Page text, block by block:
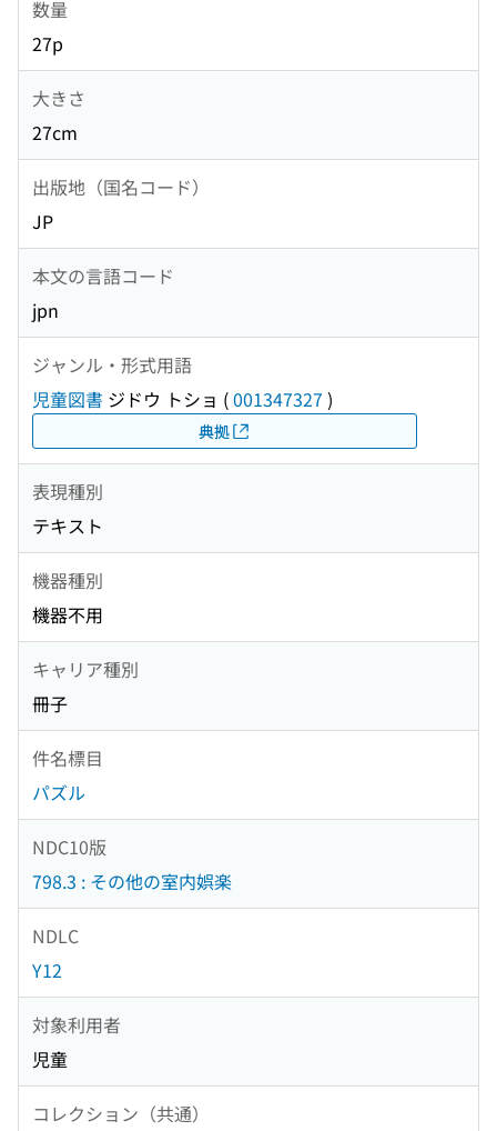
数量
27p
大きさ
27cm
出版地（国名コード）
JP
本文の言語コード
jpn
ジャンル・形式用語
児童図書 ジドウ トショ (001347327 )
典拠
表現種別
テキスト
機器種別
機器不用
キャリア種別
冊子
件名標目
パズル
NDC10版
798.3 : その他の室内娯楽
NDLC
Y12
対象利用者
児童
コレクション（共通）